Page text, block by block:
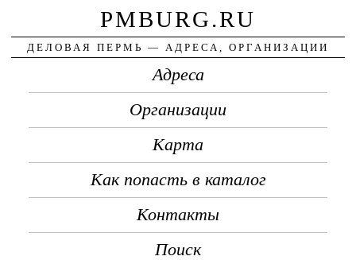
PMBURG.RU
ДЕЛОВАЯ ПЕРМЬ — АДРЕСА, ОРГАНИЗАЦИИ
Адреса
Организации
Карта
Как попасть в каталог
Контакты
Поиск